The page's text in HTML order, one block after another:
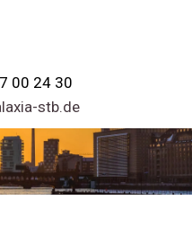
00 24 30
stb.de